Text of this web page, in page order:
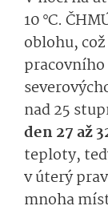
10 °C.
oblohu,
nad 25
den 27 až
teploty,
v úterý
mnoha